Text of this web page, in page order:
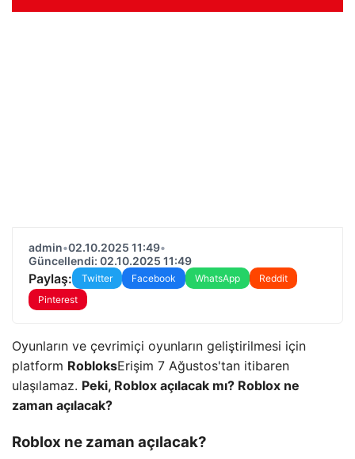
admin•02.10.2025 11:49•
Güncellendi: 02.10.2025 11:49
Paylaş: Twitter Facebook WhatsApp
Reddit
Pinterest
Oyunların ve çevrimiçi oyunların geliştirilmesi için
platform RobloksErişim 7 Ağustos'tan itibaren
ulaşılamaz. Peki, Roblox açılacak mı? Roblox ne
zaman açılacak?
Roblox ne zaman açılacak?